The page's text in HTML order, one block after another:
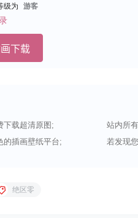
级为 游客
下载
下载超清原图;
站内所
的插画壁纸平台; 若发现
绝区零